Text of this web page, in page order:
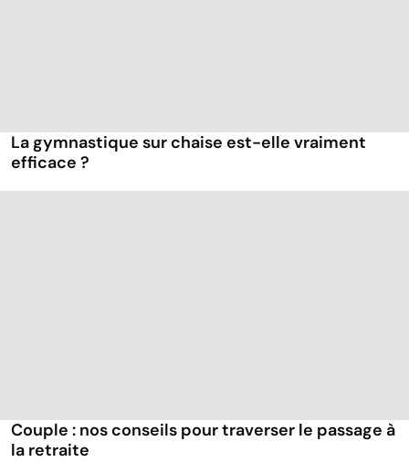
La gymnastique sur chaise est-elle vraiment
efficace ?
Couple : nos conseils pour traverser le passage à
la retraite